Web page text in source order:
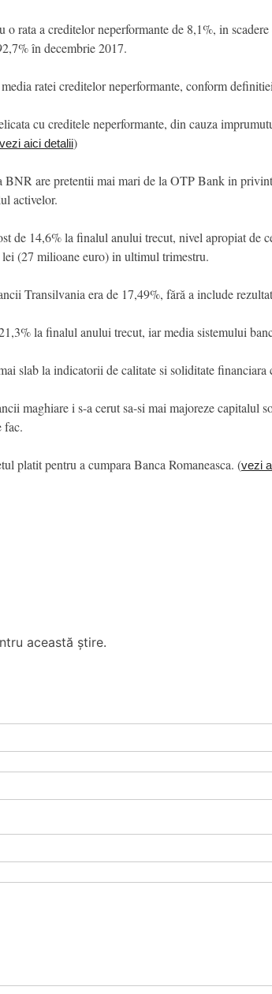
rata a creditelor neperformante de 8,1%, in
în decembrie 2017.
ratei creditelor neperformante, conform
cu creditele neperformante, din cauza
vezi aici detalii)
are pretentii mai mari de la OTP Bank in
activelor.
de 14,6% la finalul anului trecut, nivel apropiat de
(27 milioane euro) in ultimul trimestru.
Transilvania era de 17,49%, fără a include
la finalul anului trecut, iar media sistemului
slab la indicatorii de calitate si soliditate
maghiare i s-a cerut sa-si mai majoreze capitalul
fac.
platit pentru a cumpara Banca Romaneasca. (vezi
această știre.